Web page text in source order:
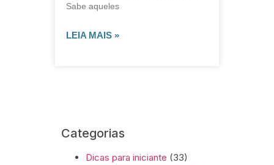
Sabe aqueles
LEIA MAIS »
Categorias
Dicas para iniciante (33)